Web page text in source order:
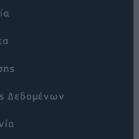
Δεδομένων